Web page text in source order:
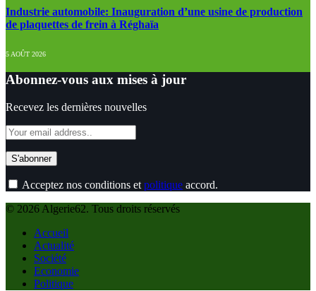
Industrie automobile: Inauguration d’une usine de production
de plaquettes de frein à Réghaïa
5 AOÛT 2026
Abonnez-vous aux mises à jour
Recevez les dernières nouvelles
Acceptez nos conditions et politique accord.
© 2026 Algerie62. Tous droits réservés
Accueil
Actualité
Société
Economie
Politique